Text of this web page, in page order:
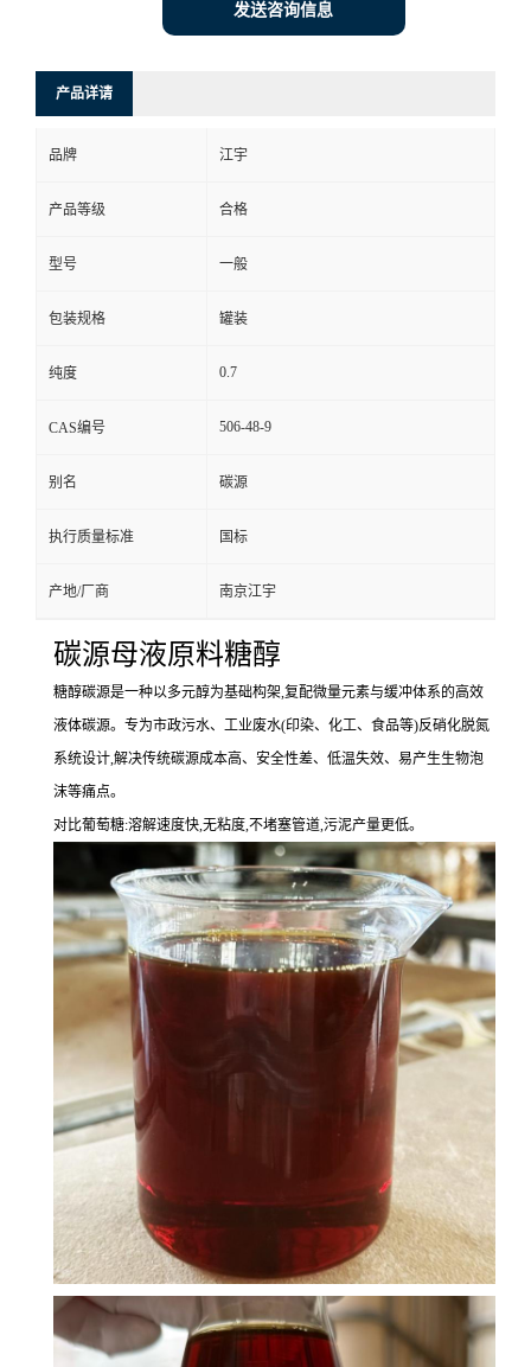
发送咨询信息
产品详请
品牌 江宇
产品等级 合格
型号 一般
包装规格 罐装
纯度 0.7
CAS编号 506-48-9
别名 碳源
执行质量标准 国标
产地/厂商 南京江宇
碳源母液原料糖醇
糖醇碳源是一种以多元醇为基础构架,复配微量元素与缓冲体系的高效
液体碳源。专为市政污水、工业废水(印染、化工、食品等)反硝化脱氮
系统设计,解决传统碳源成本高、安全性差、低温失效、易产生生物泡
沫等痛点。
对比葡萄糖:溶解速度快,无粘度,不堵塞管道,污泥产量更低。